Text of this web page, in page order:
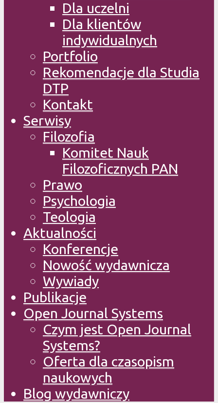
Dla uczelni
Dla klientów
indywidualnych
Portfolio
Rekomendacje dla Studia
DTP
Kontakt
Serwisy
Filozofia
Komitet Nauk
Filozoficznych PAN
Prawo
Psychologia
Teologia
Aktualności
Konferencje
Nowość wydawnicza
Wywiady
Publikacje
Open Journal Systems
Czym jest Open Journal
Systems?
Oferta dla czasopism
naukowych
Blog wydawniczy